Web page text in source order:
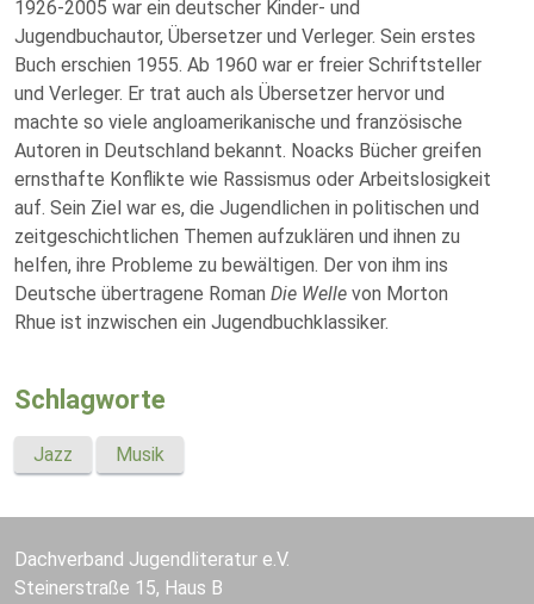
1926-2005 war ein deutscher Kinder- und
Jugendbuchautor, Übersetzer und Verleger. Sein erstes
Buch erschien 1955. Ab 1960 war er freier Schriftsteller
und Verleger. Er trat auch als Übersetzer hervor und
machte so viele angloamerikanische und französische
Autoren in Deutschland bekannt. Noacks Bücher greifen
ernsthafte Konflikte wie Rassismus oder Arbeitslosigkeit
auf. Sein Ziel war es, die Jugendlichen in politischen und
zeitgeschichtlichen Themen aufzuklären und ihnen zu
helfen, ihre Probleme zu bewältigen. Der von ihm ins
Deutsche übertragene Roman Die Welle von Morton
Rhue ist inzwischen ein Jugendbuchklassiker.
Schlagworte
Jazz Musik
Dachverband Jugendliteratur e.V.
Steinerstraße 15, Haus B